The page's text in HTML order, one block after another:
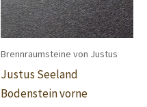
Brennraumsteine von Justus
Justus Seeland
Bodenstein vorne